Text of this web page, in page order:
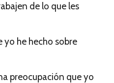
de lo que les
yo he hecho sobre
preocupación que yo